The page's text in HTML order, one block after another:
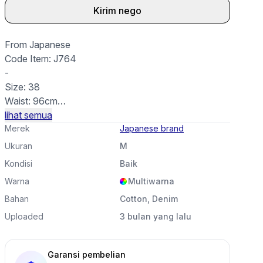
ini
Kirim nego
From Japanese
Code Item: J764
-
Size: 38
Waist: 96cm
Length: 116cm
Open Leg: 17cm
-
Material: Non Stretch
Good Condition • For Unisex • Stitch Chain ⛓️
Price: *Worth It‼️
“𝒀𝒐𝒖𝒓 𝒔𝒂𝒕𝒊𝒔𝒇𝒂𝒄𝒕𝒊𝒐𝒏 𝒊𝒔 𝒐𝒖𝒓 𝒉𝒂𝒑𝒑𝒊𝒏𝒆𝒔𝒔, 𝒃𝒆𝒄𝒂𝒖𝒔𝒆 𝒎𝒖𝒕𝒖𝒂𝒍𝒊𝒔𝒎 𝒊𝒔
lihat semua
Merek
Japanese brand
Ukuran
M
Kondisi
Baik
Warna
Multiwarna
Bahan
Cotton, Denim
Uploaded
3 bulan yang lalu
Garansi pembelian